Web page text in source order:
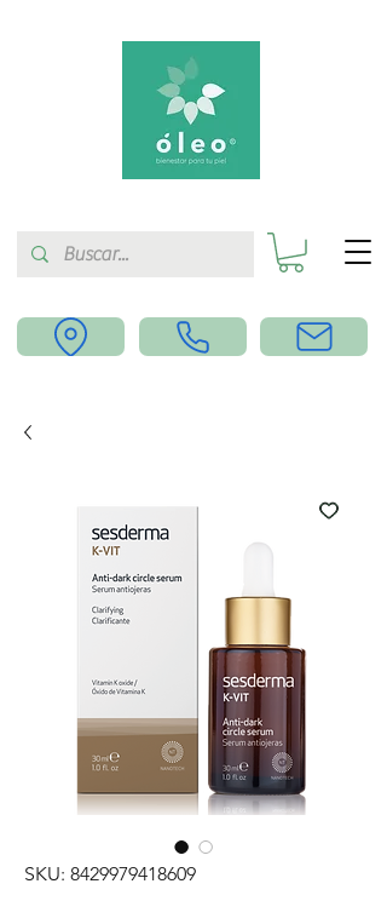
SKU: 8429979418609